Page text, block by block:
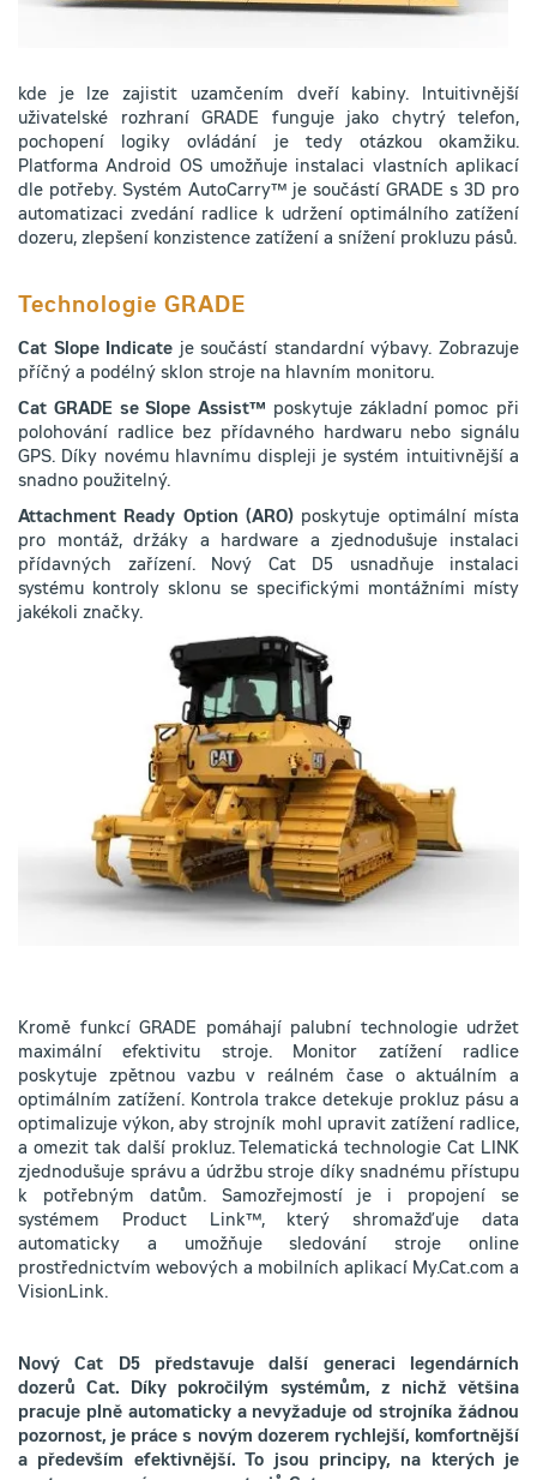
kde je lze zajistit uzamčením dveří kabiny. Intuitivnější
uživatelské rozhraní GRADE funguje jako chytrý telefon,
pochopení logiky ovládání je tedy otázkou okamžiku.
Platforma Android OS umožňuje instalaci vlastních aplikací
dle potřeby. Systém AutoCarry™ je součástí GRADE s 3D pro
automatizaci zvedání radlice k udržení optimálního zatížení
dozeru, zlepšení konzistence zatížení a snížení prokluzu pásů.
Technologie GRADE
Cat Slope Indicate je součástí standardní výbavy. Zobrazuje
příčný a podélný sklon stroje na hlavním monitoru.
Cat GRADE se Slope Assist™ poskytuje základní pomoc při
polohování radlice bez přídavného hardwaru nebo signálu
GPS. Díky novému hlavnímu displeji je systém intuitivnější a
snadno použitelný.
Attachment Ready Option (ARO) poskytuje optimální místa
pro montáž, držáky a hardware a zjednodušuje instalaci
přídavných zařízení. Nový Cat D5 usnadňuje instalaci
systému kontroly sklonu se specifickými montážními místy
jakékoli značky.
Kromě funkcí GRADE pomáhají palubní technologie udržet
maximální efektivitu stroje. Monitor zatížení radlice
poskytuje zpětnou vazbu v reálném čase o aktuálním a
optimálním zatížení. Kontrola trakce detekuje prokluz pásu a
optimalizuje výkon, aby strojník mohl upravit zatížení radlice,
a omezit tak další prokluz. Telematická technologie Cat LINK
zjednodušuje správu a údržbu stroje díky snadnému přístupu
k potřebným datům. Samozřejmostí je i propojení se
systémem Product Link™, který shromažďuje data
automaticky a umožňuje sledování stroje online
prostřednictvím webových a mobilních aplikací My.Cat.com a
VisionLink.
Nový Cat D5 představuje další generaci legendárních
dozerů Cat. Díky pokročilým systémům, z nichž většina
pracuje plně automaticky a nevyžaduje od strojníka žádnou
pozornost, je práce s novým dozerem rychlejší, komfortnější
a především efektivnější. To jsou principy, na kterých je